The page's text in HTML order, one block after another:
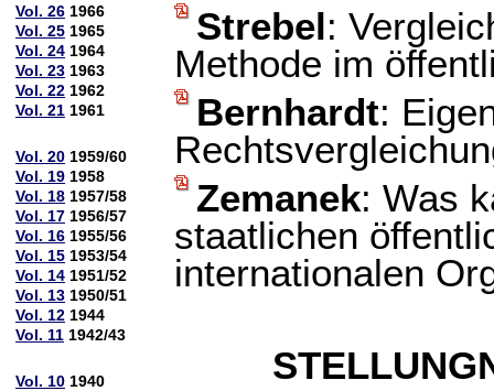
Vol. 26 1966
Vol. 25 1965
Vol. 24 1964
Vol. 23 1963
Vol. 22 1962
Vol. 21 1961
Vol. 20 1959/60
Vol. 19 1958
Vol. 18 1957/58
Vol. 17 1956/57
Vol. 16 1955/56
Vol. 15 1953/54
Vol. 14 1951/52
Vol. 13 1950/51
Vol. 12 1944
Vol. 11 1942/43
Vol. 10 1940
Strebel:
Methode im
Bernhardt:
Zemanek: Was
staatlichen
internationalen